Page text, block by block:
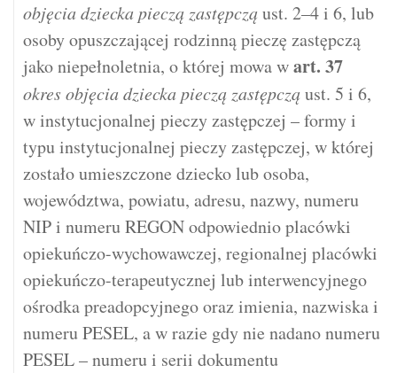
objęcia dziecka pieczą zastępcząust. 2–4 i 6, lub
osoby opuszczającej rodzinną pieczę zastępczą
jako niepełnoletnia, o której mowa wart. 37
okres objęcia dziecka pieczą zastępcząust. 5 i 6,
w instytucjonalnej pieczy zastępczej – formy i
typu instytucjonalnej pieczy zastępczej, w której
zostało umieszczone dziecko lub osoba,
województwa, powiatu, adresu, nazwy, numeru
NIP i numeru REGON odpowiednio placówki
opiekuńczo-wychowawczej, regionalnej placówki
opiekuńczo-terapeutycznej lub interwencyjnego
ośrodka preadopcyjnego oraz imienia, nazwiska i
numeru PESEL, a w razie gdy nie nadano numeru
PESEL – numeru i serii dokumentu